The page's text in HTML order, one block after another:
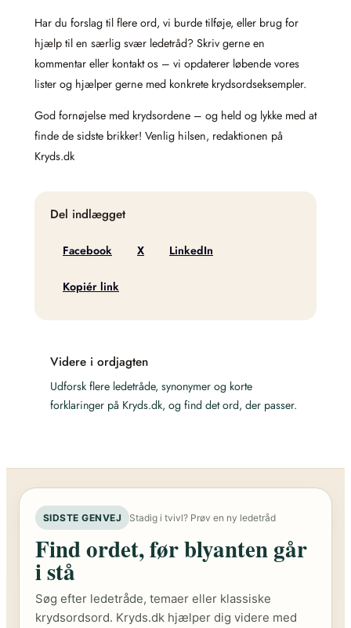
Har du forslag til flere ord, vi burde tilføje, eller brug for
hjælp til en særlig svær ledetråd? Skriv gerne en
kommentar eller kontakt os – vi opdaterer løbende vores
lister og hjælper gerne med konkrete krydsordseksempler.
God fornøjelse med krydsordene – og held og lykke med at
finde de sidste brikker! Venlig hilsen, redaktionen på
Kryds.dk
Del indlægget
Facebook X LinkedIn
Kopiér link
Videre i ordjagten
Udforsk flere ledetråde, synonymer og korte
forklaringer på Kryds.dk, og find det ord, der passer.
SIDSTE GENVEJ Stadig i tvivl? Prøv en ny ledetråd
Find ordet, før blyanten går
i stå
Søg efter ledetråde, temaer eller klassiske
krydsordsord. Kryds.dk hjælper dig videre med